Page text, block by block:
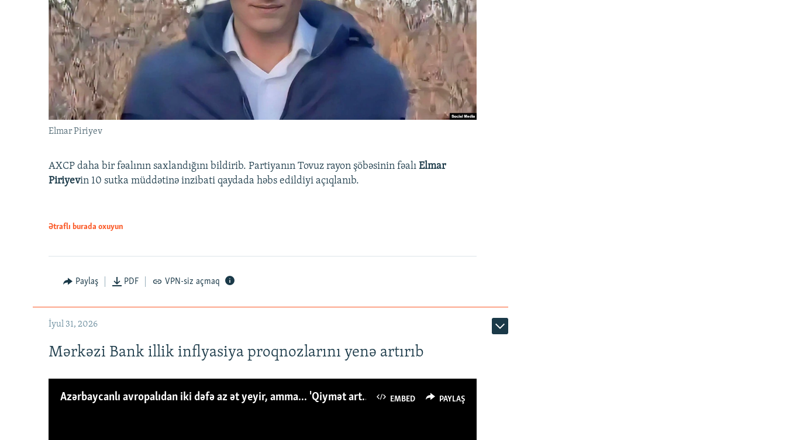
Elmar Piriyev
AXCP daha bir fəalının saxlandığını bildirib. Partiyanın Tovuz rayon şöbəsinin fəalı Elmar
Piriyevin 10 sutka müddətinə inzibati qaydada həbs edildiyi açıqlanıb.
Ətraflı burada oxuyun
Paylaş PDF VPN-siz açmaq
İyul 31, 2026
Mərkəzi Bank illik inflyasiya proqnozlarını yenə artırıb
EMBED PAYLAŞ
Azərbaycanlı avropalıdan iki dəfə az ət yeyir, amma... 'Qiymət artımı qaçılmazdır'